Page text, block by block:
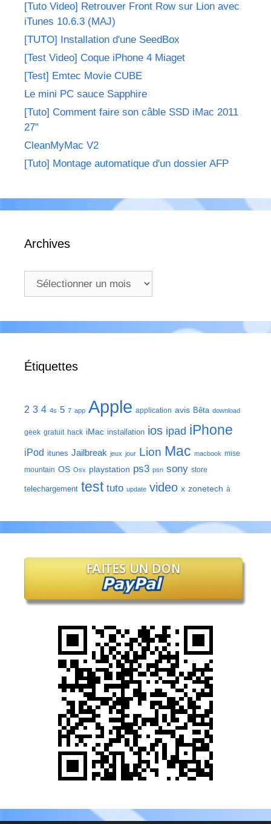
[Tuto Video] Retrouver Front Row sur Lion avec
iTunes 10.6.3 (MAJ)
[TUTO] Installation d'une SeedBox
[Test Video] Coque iPhone 4 Miaget
[Test] Emtec Movie CUBE
Le mini PC sauce Sapphire
[Tuto] Comment faire son câble SSD iMac 2011
27"
CleanMyMac V2
[Tuto] Montage automatique d'un dossier AFP
Archives
Archives
Étiquettes
2 3 4 4s 5 7 app Apple application avis Bêta download
geek gratuit hack iMac installation ios ipad iPhone
iPod itunes Jailbreak jeux jour Lion Mac macbook mise
mountain OS Osx playstation ps3 psn sony store
telechargement test tuto update video x zonetech à